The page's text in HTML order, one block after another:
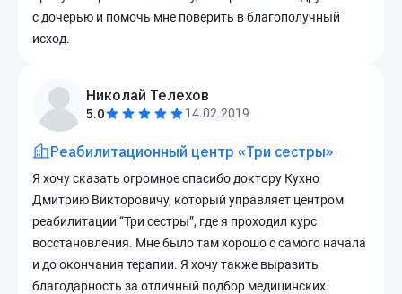
с дочерью и помочь мне поверить в благополучный
исход.
Николай Телехов
5.0 14.02.2019
Реабилитационный центр «Три сестры»
Я хочу сказать огромное спасибо доктору Кухно
Дмитрию Викторовичу, который управляет центром
реабилитации “Три сестры”, где я проходил курс
восстановления. Мне было там хорошо с самого начала
и до окончания терапии. Я хочу также выразить
благодарность за отличный подбор медицинских